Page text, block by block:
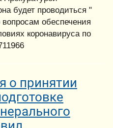
будет проводиться "
обеспечения
коронавируса по
о принятии